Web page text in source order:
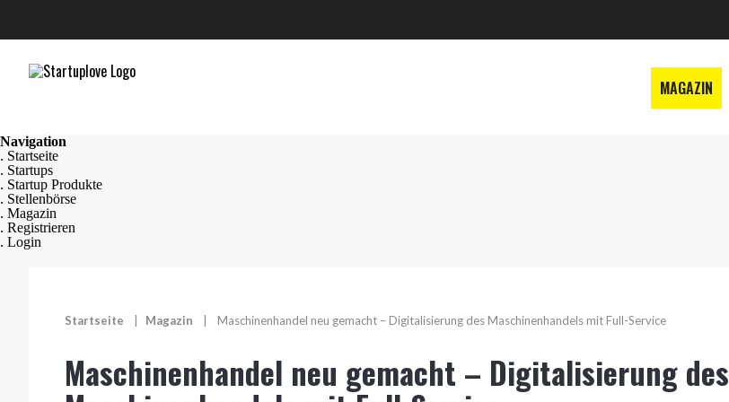
MAGAZIN
Navigation
. Startseite
. Startups
. Startup Produkte
. Stellenbörse
. Magazin
. Registrieren
. Login
Startseite Magazin Maschinenhandel neu gemacht – Digitalisierung des Maschinenhandels mit Full-Service
Maschinenhandel neu gemacht – Digitalisierung des